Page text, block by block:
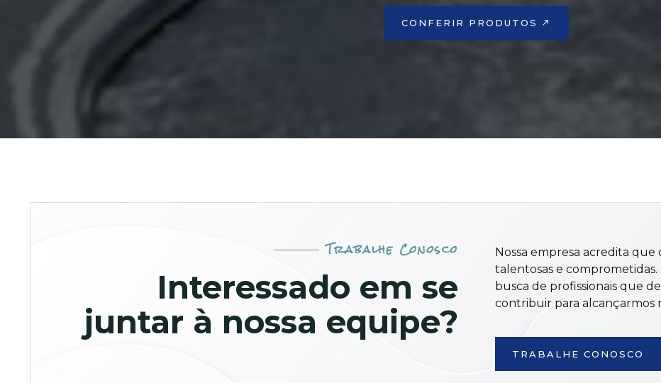
CONFERIR PRODUTOS
Trabalhe Conosco
Interessado em se
juntar à nossa equipe?​
Nossa empresa acredita
talentosas e
busca de profissionais que
contribuir para alcançarmos
TRABALHE CONOSCO